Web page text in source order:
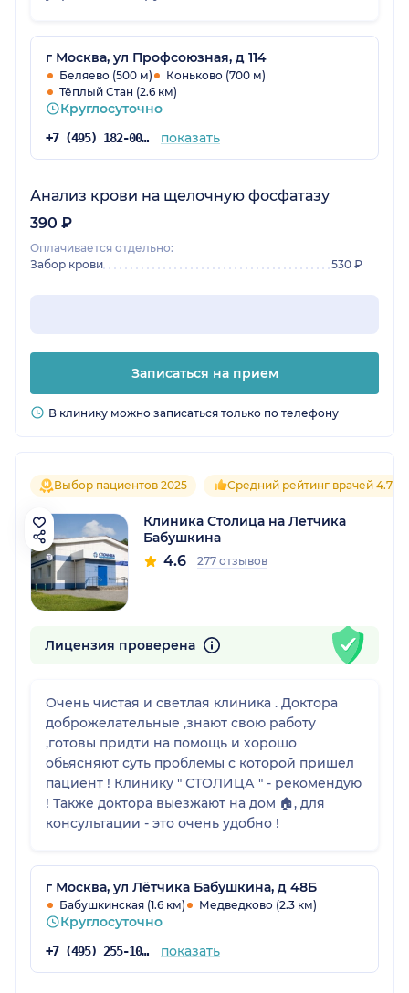
г Москва, ул Профсоюзная, д 114
Беляево (500 м)
Коньково (700 м)
Тёплый Стан (2.6 км)
Круглосуточно
+7 (495) 182-00-52 показать
Анализ крови на щелочную фосфатазу
390 ₽
Оплачивается отдельно:
Забор крови
530 ₽
Записаться на прием
В клинику можно записаться только по телефону
Выбор пациентов 2025 Средний рейтинг врачей 4.7
Клиника Столица на Летчика
Бабушкина
4.6 277 отзывов
Лицензия проверена
Очень чистая и светлая клиника . Доктора
доброжелательные ,знают свою работу
,готовы придти на помощь и хорошо
обьясняют суть проблемы с которой пришел
пациент ! Клинику " СТОЛИЦА " - рекомендую
! Также доктора выезжают на дом 🏠, для
консультации - это очень удобно !
г Москва, ул Лётчика Бабушкина, д 48Б
Бабушкинская (1.6 км) Медведково (2.3 км)
Круглосуточно
+7 (495) 255-10-78 показать